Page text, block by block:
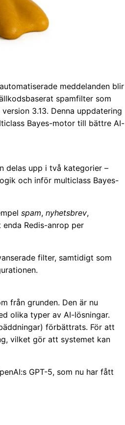
meddelanden blir
spamfilter som
3.13. Denna uppdatering
Bayes-motor till bättre AI-
delas upp i två kategorier –
och inför multiclass Bayes-
spam, nyhetsbrev,
Redis-anrop per
filter, samtidigt som
från grunden. Den är nu
olika typer av AI-lösningar.
förbättrats. För att
vilket gör att systemet kan
GPT-5, som nu har fått